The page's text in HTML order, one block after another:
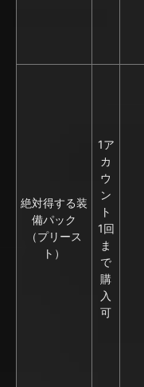
絶対得する装
備パック
（プリース
ト）
1ア
カ
ウ
ン
ト
1回
ま
で
購
入
可